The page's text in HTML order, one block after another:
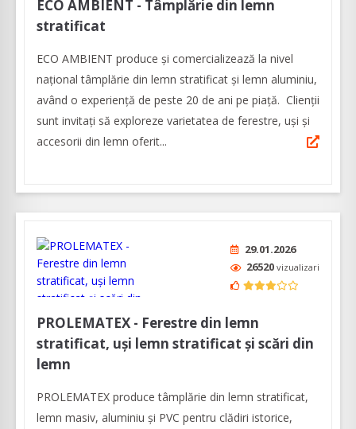
ECO AMBIENT - Tâmplărie din lemn
stratificat
ECO AMBIENT produce şi comercializează la nivel
naţional tâmplărie din lemn stratificat şi lemn aluminiu,
având o experienţă de peste 20 de ani pe piaţă. Clienţii
sunt invitaţi să exploreze varietatea de ferestre, uşi şi
accesorii din lemn oferit...
29.01.2026
26520 vizualizari
PROLEMATEX - Ferestre din lemn
stratificat, uși lemn stratificat și scări din
lemn
PROLEMATEX produce tâmplărie din lemn stratificat,
lemn masiv, aluminiu și PVC pentru clădiri istorice,